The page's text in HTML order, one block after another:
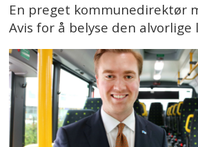
En preget kommunedirektør
Avis for å belyse den